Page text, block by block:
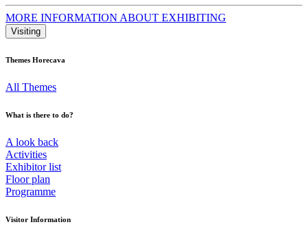
MORE INFORMATION ABOUT EXHIBITING
Visiting
Themes Horecava
All Themes
What is there to do?
A look back
Activities
Exhibitor list
Floor plan
Programme
Visitor Information